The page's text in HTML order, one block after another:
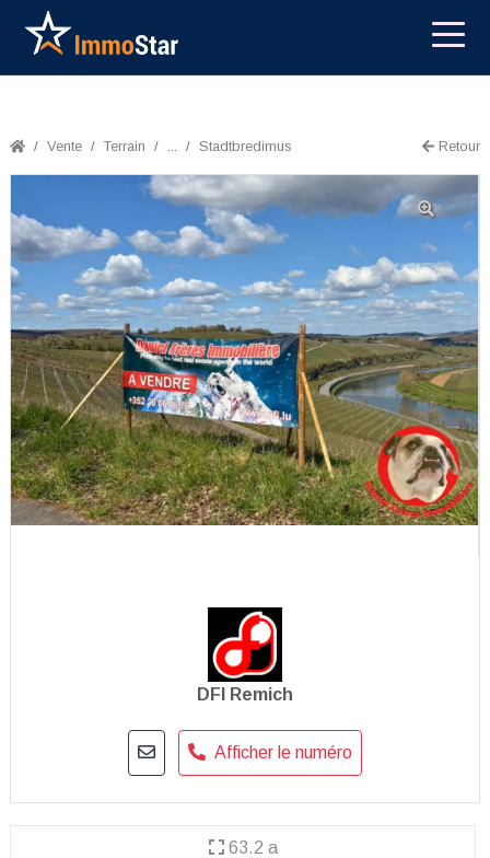
Vente Terrain ... Stadtbredimus Retour
DFI Remich
Afficher le numéro
63.2 a